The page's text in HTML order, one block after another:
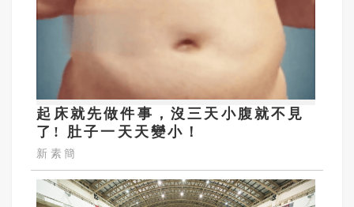
起床就先做件事，沒三天小腹就不見
了! 肚子一天天變小！
新素簡